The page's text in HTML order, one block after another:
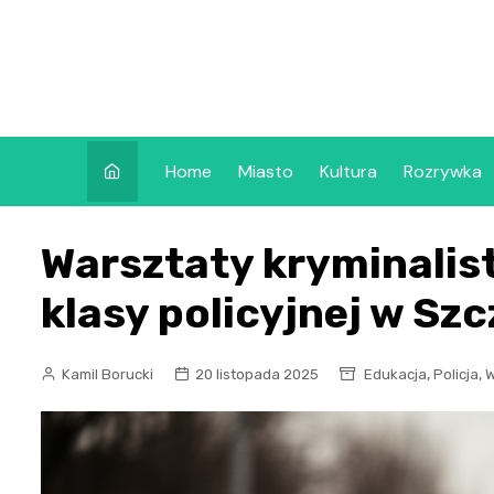
Home Miasto Kultura Rozrywka
Warsztaty
klasy policyjnej w
Kamil Borucki 20 listopada 2025 Edukacja, Policja,